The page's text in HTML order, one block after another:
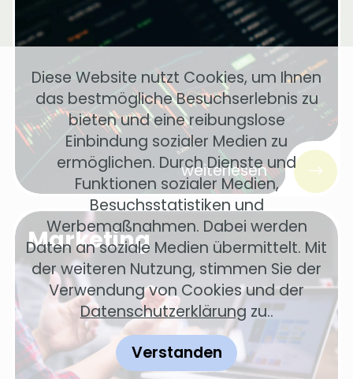
weiterlesen
Marketing
Diese Website nutzt Cookies, um Ihnen
das bestmögliche Besuchserlebnis zu
bieten und eine reibungslose
Einbindung sozialer Medien zu
ermöglichen. Durch Dienste und
Funktionen sozialer Medien,
Besuchsstatistiken und
Werbemaßnahmen. Dabei werden
Daten an soziale Medien übermittelt. Mit
der weiteren Nutzung, stimmen Sie der
Verwendung von Cookies und der
Datenschutzerklärung zu..
Verstanden